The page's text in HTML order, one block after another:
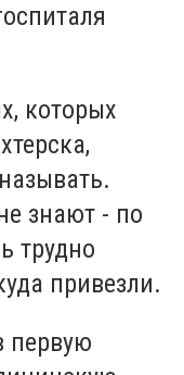
которых
знают - по
трудно
привезли.
первую